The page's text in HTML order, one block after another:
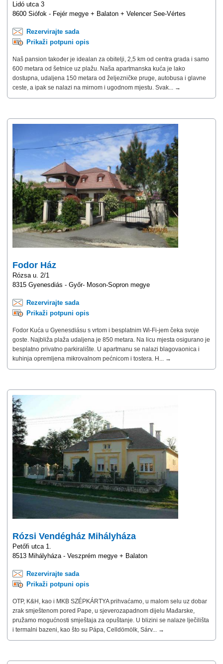
Lidó utca 3
8600 Siófok - Fejér megye + Balaton + Velencer See-Vértes
Rezervirajte sada
Prikaži potpuni opis
Naš pansion također je idealan za obitelji, 2,5 km od centra grada i samo
600 metara od šetnice uz plažu. Naša apartmanska kuća je lako
dostupna, udaljena 150 metara od željezničke pruge, autobusa i glavne
ceste, a ipak se nalazi na mirnom i ugodnom mjestu. Svak... →
Fodor Ház
Rózsa u. 2/1
8315 Gyenesdiás - Győr- Moson-Sopron megye
Rezervirajte sada
Prikaži potpuni opis
Fodor Kuća u Gyenesdiásu s vrtom i besplatnim Wi-Fi-jem čeka svoje
goste. Najbliža plaža udaljena je 850 metara. Na licu mjesta osigurano je
besplatno privatno parkiralište. U apartmanu se nalazi blagovaonica i
kuhinja opremljena mikrovalnom pećnicom i tostera. H... →
Rózsi Vendégház Mihályháza
Petőfi utca 1.
8513 Mihályháza - Veszprém megye + Balaton
Rezervirajte sada
Prikaži potpuni opis
OTP, K&H, kao i MKB SZÉPKÁRTYA prihvaćamo, u malom selu uz dobar
zrak smještenom pored Pape, u sjeverozapadnom dijelu Mađarske,
pružamo mogućnosti smještaja za opuštanje. U blizini se nalaze lječilišta
i termalni bazeni, kao što su Pápa, Celldömölk, Sárv... →